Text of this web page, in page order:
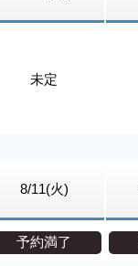
未定
8/11(火)
予約満了